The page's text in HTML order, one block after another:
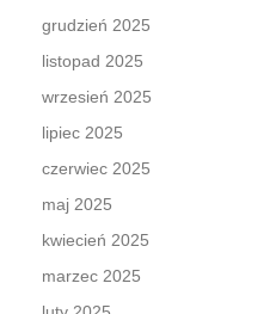
grudzień 2025
listopad 2025
wrzesień 2025
lipiec 2025
czerwiec 2025
maj 2025
kwiecień 2025
marzec 2025